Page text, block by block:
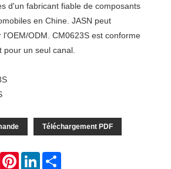
d'un fabricant fiable de composants
en Chine. JASN peut
l'OEM/ODM. CM0623S est conforme
pour un seul canal.
Téléchargement PDF
WhatsAppPinterestLinkedIn